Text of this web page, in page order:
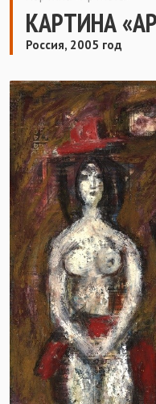
КАРТИНА
Россия, 2005 год